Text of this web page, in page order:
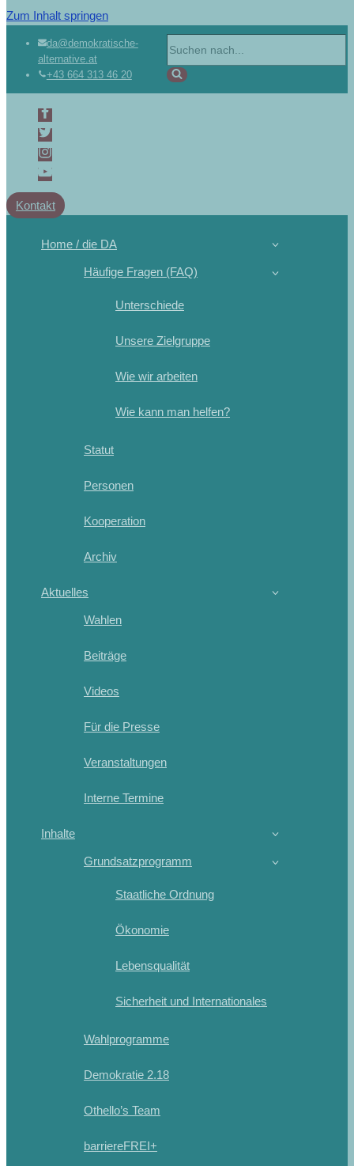
Zum Inhalt springen
da@demokratische-
alternative.at
+43 664 313 46 20
Kontakt
Home / die DA
Häufige Fragen (FAQ)
Unterschiede
Unsere Zielgruppe
Wie wir arbeiten
Wie kann man helfen?
Statut
Personen
Kooperation
Archiv
Aktuelles
Wahlen
Beiträge
Videos
Für die Presse
Veranstaltungen
Interne Termine
Inhalte
Grundsatzprogramm
Staatliche Ordnung
Ökonomie
Lebensqualität
Sicherheit und Internationales
Wahlprogramme
Demokratie 2.18
Othello’s Team
barriereFREI+